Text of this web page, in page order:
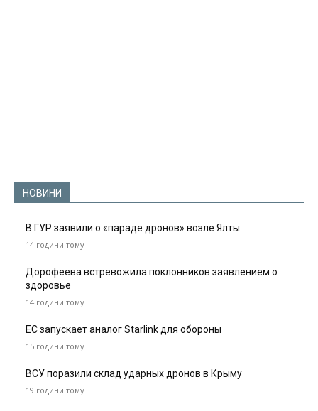
НОВИНИ
В ГУР заявили о «параде дронов» возле Ялты
14 години тому
Дорофеева встревожила поклонников заявлением о
здоровье
14 години тому
ЕС запускает аналог Starlink для обороны
15 години тому
ВСУ поразили склад ударных дронов в Крыму
19 години тому